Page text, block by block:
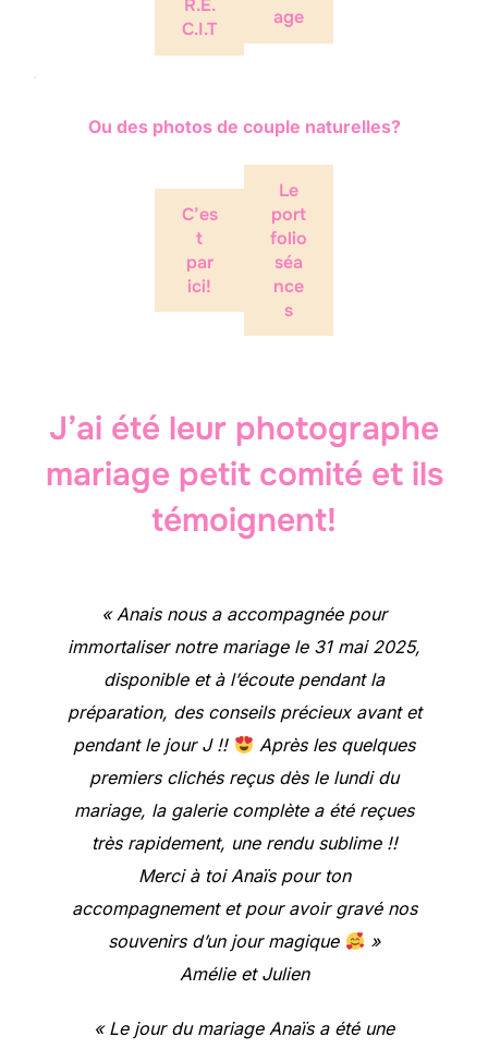
R.E.
C.I.T
age
.
Ou des photos de couple naturelles?
C’es
t
par
ici!
Le
port
folio
séa
nce
s
J’ai été leur photographe
mariage petit comité et ils
témoignent!
« Anais nous a accompagnée pour
immortaliser notre mariage le 31 mai 2025,
disponible et à l’écoute pendant la
préparation, des conseils précieux avant et
pendant le jour J !!
Après les quelques
premiers clichés reçus dès le lundi du
mariage, la galerie complète a été reçues
très rapidement, une rendu sublime !!
Merci à toi Anaïs pour ton
accompagnement et pour avoir gravé nos
souvenirs d’un jour magique
»
Amélie et Julien
« Le jour du mariage Anaïs a été une